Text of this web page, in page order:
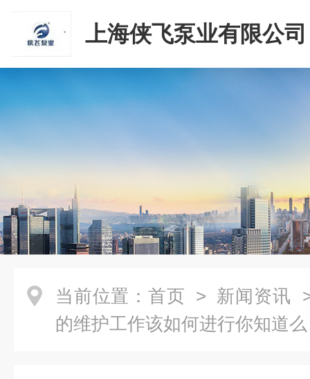
上海侠飞泵业有限公司
当前位置： 首页 > 新闻资讯
的维护工作该如何进行你知道么